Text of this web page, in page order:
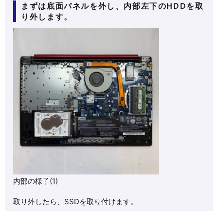
まずは底面パネルを外し、内部左下のHDDを取
り外します。
内部の様子(1)
取り外したら、SSDを取り付けます。